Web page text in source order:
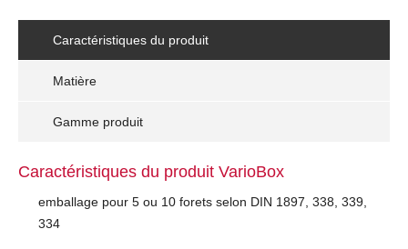
Caractéristiques du produit
Matière
Gamme produit
Caractéristiques du produit VarioBox
emballage pour 5 ou 10 forets selon DIN 1897, 338, 339,
334